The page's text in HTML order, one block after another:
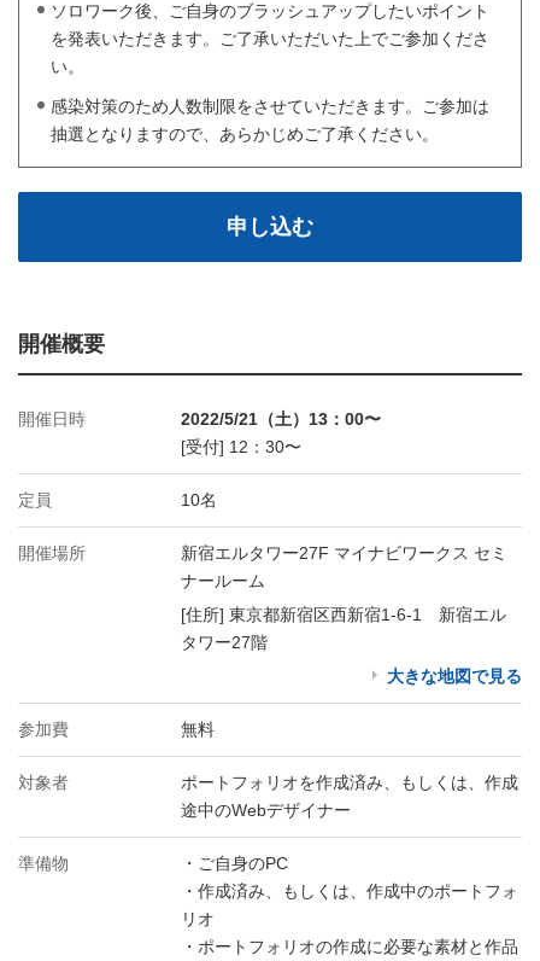
ソロワーク後、ご自身のブラッシュアップしたいポイント
を発表いただきます。ご了承いただいた上でご参加くださ
い。
感染対策のため人数制限をさせていただきます。ご参加は
抽選となりますので、あらかじめご了承ください。
申し込む
開催概要
開催日時
2022/5/21（土）13：00〜
[受付] 12：30〜
定員 10名
開催場所
新宿エルタワー27F マイナビワークス セミ
ナールーム
[住所] 東京都新宿区西新宿1-6-1 新宿エル
タワー27階
大きな地図で見る
参加費 無料
対象者
ポートフォリオを作成済み、もしくは、作成
途中のWebデザイナー
準備物
・ご自身のPC
・作成済み、もしくは、作成中のポートフォ
リオ
・ポートフォリオの作成に必要な素材と作品